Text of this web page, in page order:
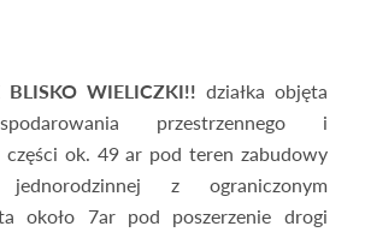
BLISKO WIELICZKI!! działka objęta
przestrzennego i
części ok. 49 ar pod teren zabudowy
jednorodzinnej z ograniczonym
około 7ar pod poszerzenie drogi